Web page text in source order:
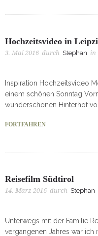
Hochzeitsvideo in
3. Mai 2016 durch Stephan in
Inspiration Hochzeitsvideo
einem schönen Sonntag
wunderschönen Hinterhof
FORTFAHREN
Reisefilm Südtirol
14. März 2016 durch Stephan
Unterwegs mit der Familie
vergangenen Jahres war ich